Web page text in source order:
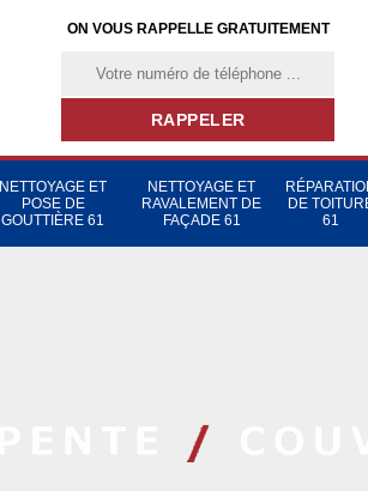
ON VOUS RAPPELLE GRATUITEMENT
NETTOYAGE ET
POSE DE
GOUTTIÈRE 61
NETTOYAGE ET
RAVALEMENT DE
FAÇADE 61
DE
61